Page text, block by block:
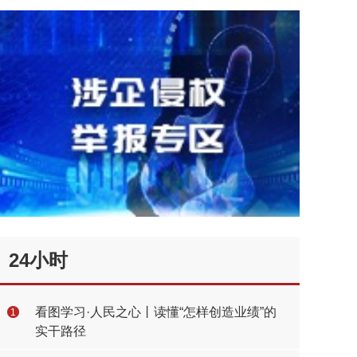
24小时
1
看图学习·人民之心丨读懂“怎样创造业绩”的
实干路径